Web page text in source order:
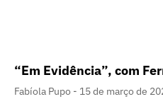
“Em Evidência”, com
Fabíola Pupo
15 de março de